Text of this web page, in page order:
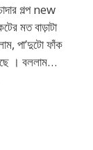
গল্প new
মত বাড়াটা
পা’দুটো ফাঁক
। বললাম…